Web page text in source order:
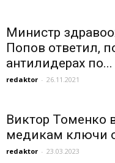
Министр
Попов ответил,
антилидерах по...
redaktor - 26.11.2021
Виктор Томенко
медикам ключи
redaktor - 23.03.2023